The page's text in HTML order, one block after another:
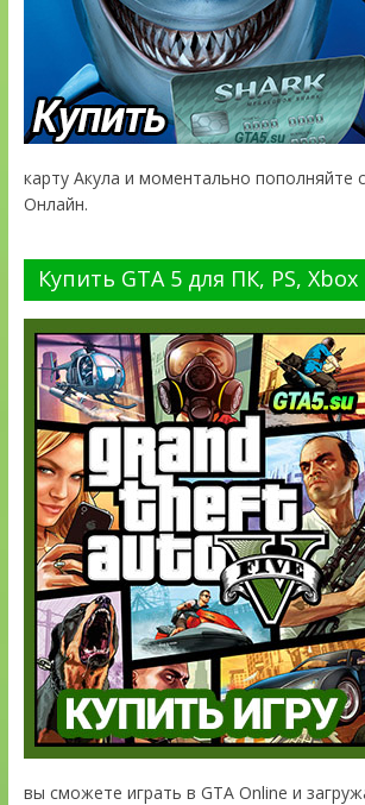
карту Акула и моментально пополняйте
Онлайн.
Купить GTA 5 для ПК, PS, Xbox
вы сможете играть в GTA Online и